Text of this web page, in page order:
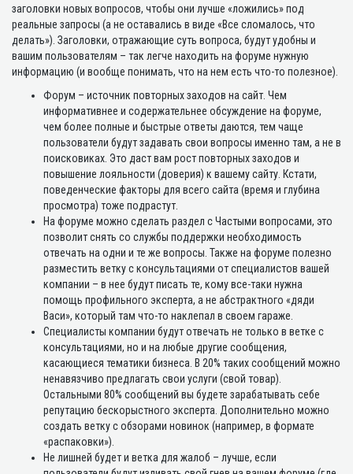
заголовки новых вопросов, чтобы они лучше «ложились» под
реальные запросы (а не оставались в виде «Все сломалось, что
делать»). Заголовки, отражающие суть вопроса, будут удобны и
вашим пользователям – так легче находить на форуме нужную
информацию (и вообще понимать, что на нем есть что-то полезное).
Форум – источник повторных заходов на сайт. Чем
информативнее и содержательнее обсуждение на форуме,
чем более полные и быстрые ответы даются, тем чаще
пользователи будут задавать свои вопросы именно там, а не в
поисковиках. Это даст вам рост повторных заходов и
повышение лояльности (доверия) к вашему сайту. Кстати,
поведенческие факторы для всего сайта (время и глубина
просмотра) тоже подрастут.
На форуме можно сделать раздел с Частыми вопросами, это
позволит снять со службы поддержки необходимость
отвечать на одни и те же вопросы. Также на форуме полезно
разместить ветку с консультациями от специалистов вашей
компании – в нее будут писать те, кому все-таки нужна
помощь профильного эксперта, а не абстрактного «дяди
Васи», который там что-то наклепал в своем гараже.
Специалисты компании будут отвечать не только в ветке с
консультациями, но и на любые другие сообщения,
касающиеся тематики бизнеса. В 20% таких сообщений можно
ненавязчиво предлагать свои услуги (свой товар).
Остальными 80% сообщений вы будете зарабатывать себе
репутацию бескорыстного эксперта. Дополнительно можно
создать ветку с обзорами новинок (например, в формате
«распаковки»).
Не лишней будет и ветка для жалоб – лучше, если